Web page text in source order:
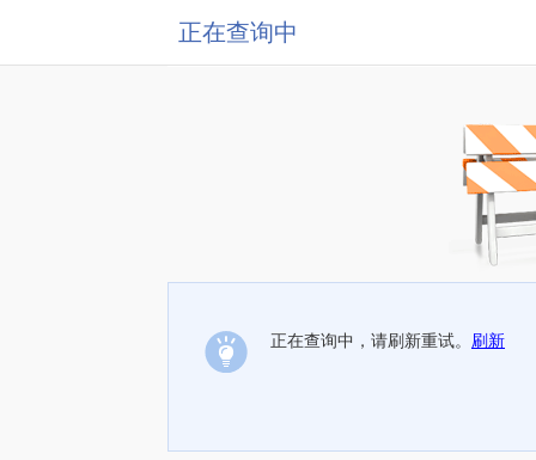
正在查询中
正在查询中，请刷新重试。 刷新